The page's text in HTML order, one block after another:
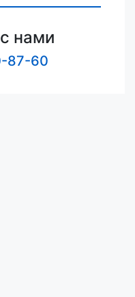
нами
87-60